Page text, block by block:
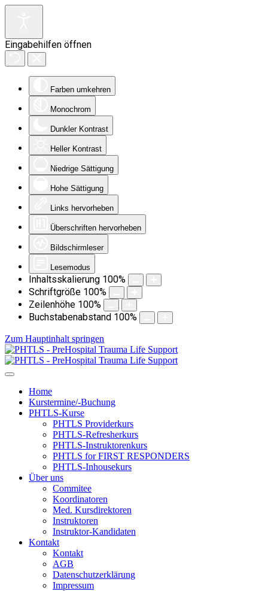
Eingabehilfen öffnen
Farben umkehren
Monochrom
Dunkler Kontrast
Heller Kontrast
Niedrige Sättigung
Hohe Sättigung
Links hervorheben
Überschriften hervorheben
Bildschirmleser
Lesemodus
Inhaltsskalierung 100%
Schriftgröße 100%
Zeilenhöhe 100%
Buchstabenabstand 100%
Zum Hauptinhalt springen
Home
Kurstermine/-Buchung
PHTLS-Kurse
PHTLS Providerkurs
PHTLS-Refresherkurs
PHTLS-Instruktorenkurs
PHTLS for FIRST RESPONDERS
PHTLS-Inhousekurs
Über uns
Commitee
Koordinatoren
Med. Kursdirektoren
Instruktoren
Instruktor-Kandidaten
Kontakt
Kontakt
AGB
Datenschutzerklärung
Impressum